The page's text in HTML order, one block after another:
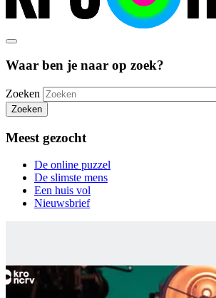
Waar ben je naar op zoek?
Zoeken
Zoeken
Meest gezocht
De online puzzel
De slimste mens
Een huis vol
Nieuwsbrief